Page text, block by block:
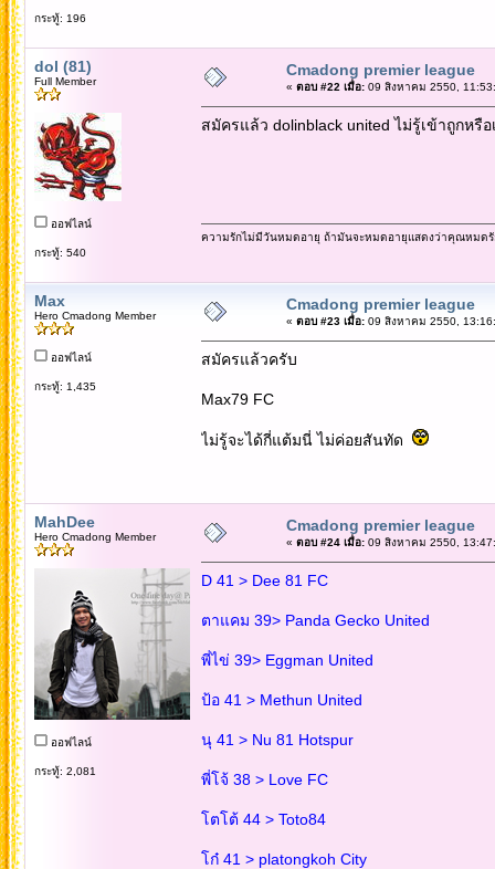
กระทู้: 196
dol (81)
Full Member
ออฟไลน์
กระทู้: 540
Cmadong premier league
« ตอบ #22 เมื่อ:09 สิงหาคม 2550,
สมัครแล้ว dolinblack united ไม่รู้เข้าถูกหรื
ความรักไม่มีวันหมดอายุ ถ้ามันจะหมดอายุแสดงว่าคุณหมดรั
Max
Hero Cmadong Member
ออฟไลน์
กระทู้: 1,435
Cmadong premier league
« ตอบ #23 เมื่อ:09 สิงหาคม 2550,
สมัครแล้วครับ
Max79 FC
ไม่รู้จะได้กี่แต้มนี่ ไม่ค่อยสันทัด
MahDee
Hero Cmadong Member
ออฟไลน์
กระทู้: 2,081
Cmadong premier league
« ตอบ #24 เมื่อ:09 สิงหาคม 2550,
D 41 > Dee 81 FC
ตาแคม 39> Panda Gecko United
พี่ไข่ 39> Eggman United
ป้อ 41 > Methun United
นุ 41 > Nu 81 Hotspur
พี่โจ้ 38 > Love FC
โตโต้ 44 > Toto84
โก๋ 41 > platongkoh City